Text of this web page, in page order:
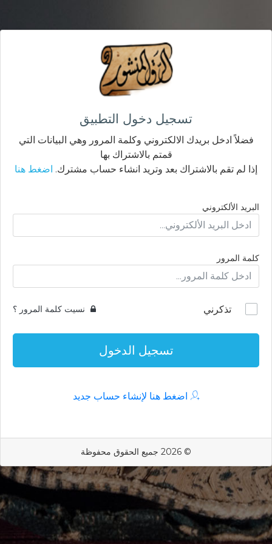
تسجيل دخول التطبيق
فضلاً ادخل بريدك الالكتروني وكلمة المرور وهي البيانات التي
قمتم بالاشتراك بها
إذا لم تقم بالاشتراك بعد وتريد انشاء حساب مشترك. اضغط هنا
البريد الألكتروني
كلمة المرور
تذكرني نسيت كلمة المرور ؟
تسجيل الدخول
اضغط هنا لإنشاء حساب جديد
© 2026 جميع الحقوق محفوظة